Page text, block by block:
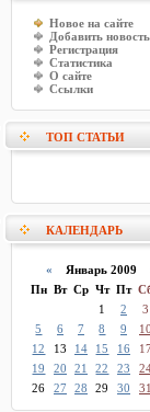
Новое на сайте
Добавить новость
Регистрация
Статистика
О сайте
Ссылки
ТОП СТАТЬИ
КАЛЕНДАРЬ
« Январь 2009
Пн Вт Ср Чт Пт
1
2 3
5
6 7 8 9 10
12
13 14 15 16 17
19
20 21 22 23
26
27 28 29 30 31